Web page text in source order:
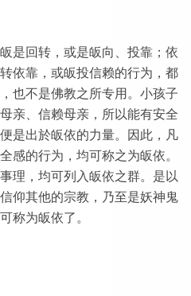
是回转，或是皈向、投靠；依
依靠，或皈投信赖的行为，都
也不是佛教之所专用。小孩子
亲、信赖母亲，所以能有安全
是出於皈依的力量。因此，凡
感的行为，均可称之为皈依。
理，均可列入皈依之群。是以
仰其他的宗教，乃至是妖神鬼
称为皈依了。